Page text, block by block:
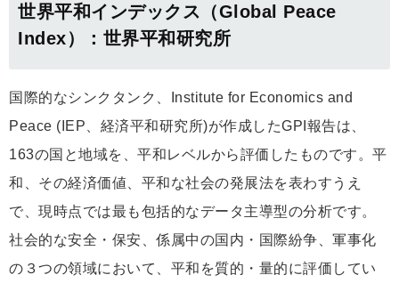
世界平和インデックス（Global Peace
Index）：世界平和研究所
国際的なシンクタンク、Institute for Economics and
Peace (IEP、経済平和研究所)が作成したGPI報告は、
163の国と地域を、平和レベルから評価したものです。平
和、その経済価値、平和な社会の発展法を表わすうえ
で、現時点では最も包括的なデータ主導型の分析です。
社会的な安全・保安、係属中の国内・国際紛争、軍事化
の３つの領域において、平和を質的・量的に評価してい